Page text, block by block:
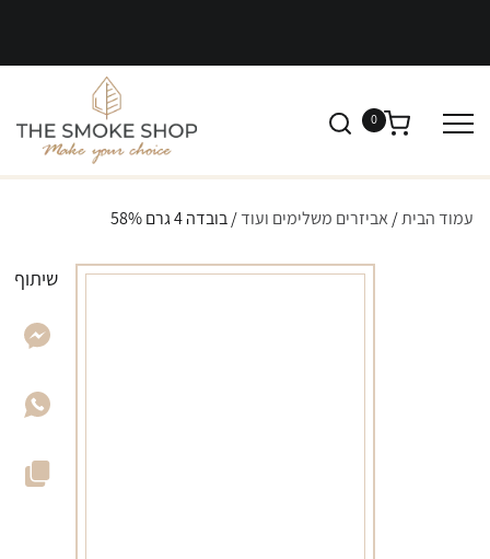
0
עמוד הבית/ אביזרים משלימים ועוד/ בובדה 4 גרם 58%
שיתוף